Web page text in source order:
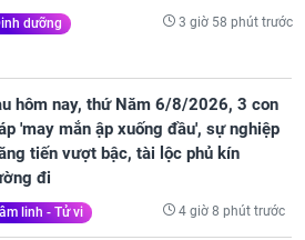
dưỡng 3 giờ 58 phút trước
hôm nay, thứ Năm 6/8/2026, 3 con
'may mắn ập xuống đầu', sự nghiệp
tiến vượt bậc, tài lộc phủ kín
đi
linh - Tử vi 4 giờ 8 phút trước